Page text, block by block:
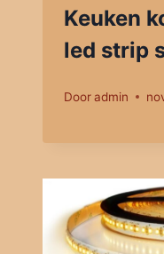
Keuken
led strip
Dooradmin